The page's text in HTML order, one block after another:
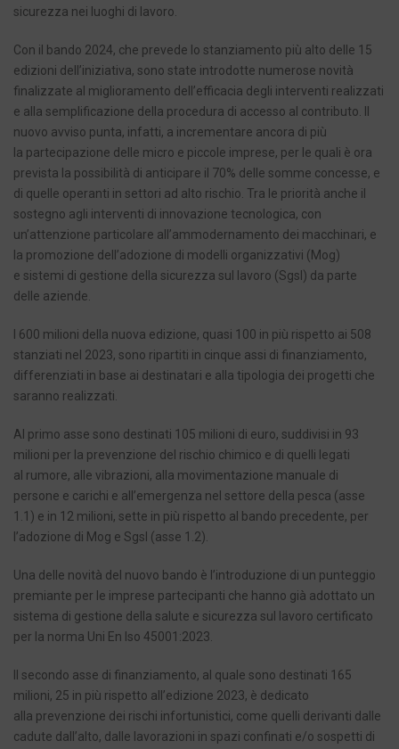
sicurezza nei luoghi di lavoro.
Con il bando 2024, che prevede lo stanziamento più alto delle 15
edizioni dell’iniziativa, sono state introdotte numerose novità
finalizzate al miglioramento dell’efficacia degli interventi realizzati
e alla semplificazione della procedura di accesso al contributo. Il
nuovo avviso punta, infatti, a incrementare ancora di più
la partecipazione delle micro e piccole imprese, per le quali è ora
prevista la possibilità di anticipare il 70% delle somme concesse, e
di quelle operanti in settori ad alto rischio. Tra le priorità anche il
sostegno agli interventi di innovazione tecnologica, con
un’attenzione particolare all’ammodernamento dei macchinari, e
la promozione dell’adozione di modelli organizzativi (Mog)
e sistemi di gestione della sicurezza sul lavoro (Sgsl) da parte
delle aziende.
I 600 milioni della nuova edizione, quasi 100 in più rispetto ai 508
stanziati nel 2023, sono ripartiti in cinque assi di finanziamento,
differenziati in base ai destinatari e alla tipologia dei progetti che
saranno realizzati.
Al primo asse sono destinati 105 milioni di euro, suddivisi in 93
milioni per la prevenzione del rischio chimico e di quelli legati
al rumore, alle vibrazioni, alla movimentazione manuale di
persone e carichi e all’emergenza nel settore della pesca (asse
1.1) e in 12 milioni, sette in più rispetto al bando precedente, per
l’adozione di Mog e Sgsl (asse 1.2).
Una delle novità del nuovo bando è l’introduzione di un punteggio
premiante per le imprese partecipanti che hanno già adottato un
sistema di gestione della salute e sicurezza sul lavoro certificato
per la norma Uni En Iso 45001:2023.
Il secondo asse di finanziamento, al quale sono destinati 165
milioni, 25 in più rispetto all’edizione 2023, è dedicato
alla prevenzione dei rischi infortunistici, come quelli derivanti dalle
cadute dall’alto, dalle lavorazioni in spazi confinati e/o sospetti di